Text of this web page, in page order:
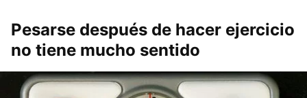
Pesarse después de hacer ejercicio
no tiene mucho sentido